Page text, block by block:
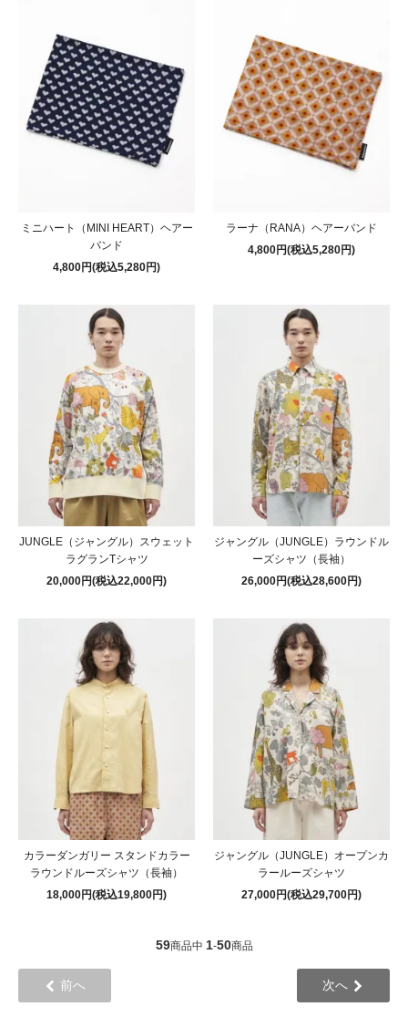
ミニハート（MINI HEART）ヘアー
バンド
4,800円(税込5,280円)
ラーナ（RANA）ヘアーバンド
4,800円(税込5,280円)
JUNGLE（ジャングル）スウェット
ラグランTシャツ
20,000円(税込22,000円)
ジャングル（JUNGLE）ラウンドル
ーズシャツ（長袖）
26,000円(税込28,600円)
カラーダンガリー スタンドカラー
ラウンドルーズシャツ（長袖）
18,000円(税込19,800円)
ジャングル（JUNGLE）オープンカ
ラールーズシャツ
27,000円(税込29,700円)
59商品中 1-50商品
前へ 次へ